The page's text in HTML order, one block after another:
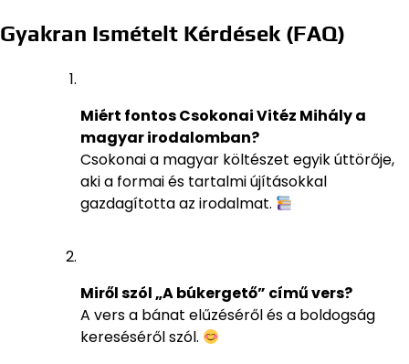
Gyakran Ismételt Kérdések (FAQ)
Miért fontos Csokonai Vitéz Mihály a
magyar irodalomban?
Csokonai a magyar költészet egyik úttörője,
aki a formai és tartalmi újításokkal
gazdagította az irodalmat.
Miről szól „A búkergető” című vers?
A vers a bánat elűzéséről és a boldogság
kereséséről szól.